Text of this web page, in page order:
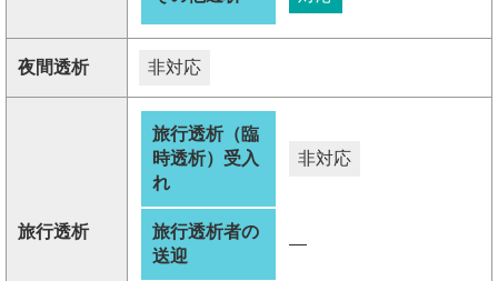
夜間透析 非対応
旅行透析
旅行透析（臨
時透析）受入
れ
非対応
旅行透析者の
送迎
―